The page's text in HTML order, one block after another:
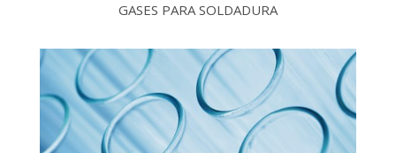
GASES PARA SOLDADURA